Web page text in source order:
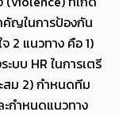
ญในการป้องกัน
2 แนวทาง คือ 1)
บบ HR ในการเตรี
สม 2) กำหนดทีม
กำหนดแนวทาง